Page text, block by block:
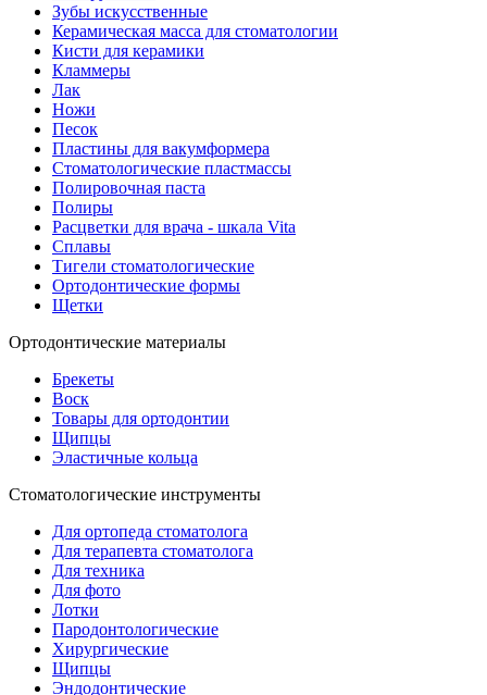
Зубы искусственные
Керамическая масса для стоматологии
Кисти для керамики
Кламмеры
Лак
Ножи
Песок
Пластины для вакумформера
Стоматологические пластмассы
Полировочная паста
Полиры
Расцветки для врача - шкала Vita
Сплавы
Тигели стоматологические
Ортодонтические формы
Щетки
Ортодонтические материалы
Брекеты
Воск
Товары для ортодонтии
Щипцы
Эластичные кольца
Стоматологические инструменты
Для ортопеда стоматолога
Для терапевта стоматолога
Для техника
Для фото
Лотки
Пародонтологические
Хирургические
Щипцы
Эндодонтические